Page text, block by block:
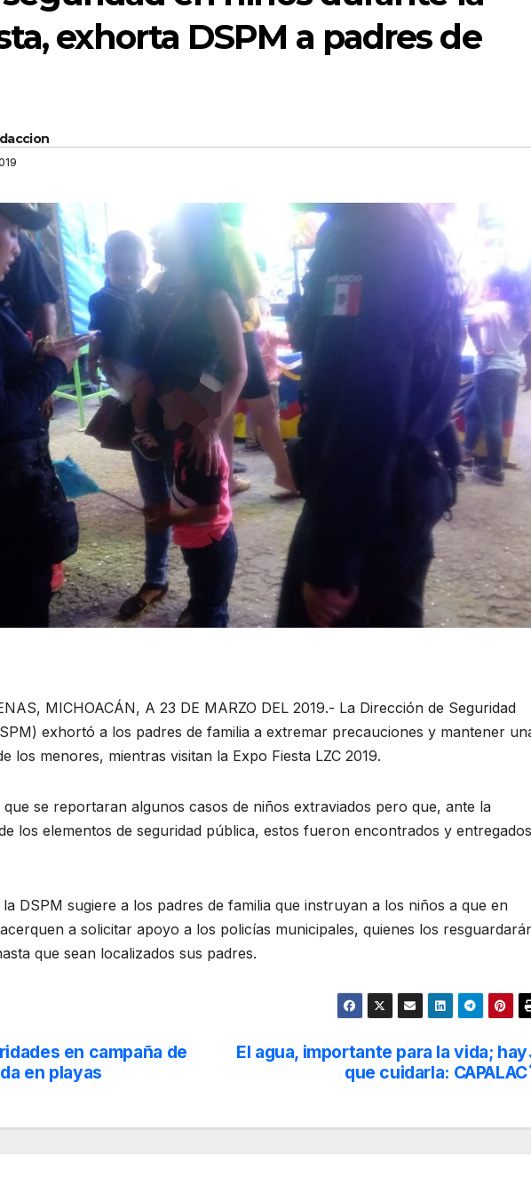
exhorta DSPM a padres de
MICHOACÁN, A 23 DE MARZO DEL 2019.- La Dirección de Seguridad
exhortó a los padres de familia a extremar precauciones y mantener
los menores, mientras visitan la Expo Fiesta LZC 2019.
se reportaran algunos casos de niños extraviados pero que, ante la
los elementos de seguridad pública, estos fueron encontrados y entregados
DSPM sugiere a los padres de familia que instruyan a los niños a que en
a solicitar apoyo a los policías municipales, quienes los
que sean localizados sus padres.
El agua, importante para la vida; hay
que cuidarla: CAPALAC
en campaña de
en playas